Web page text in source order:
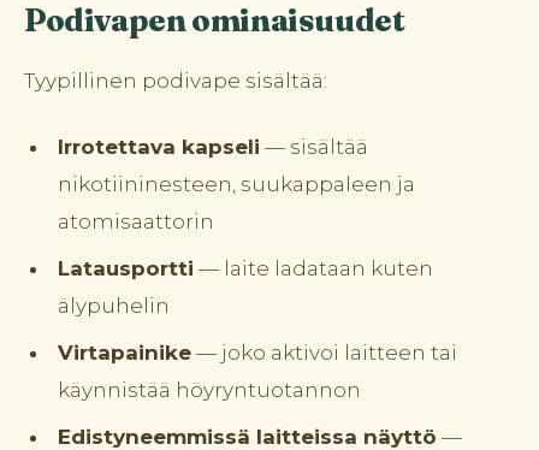
Podivapen ominaisuudet
Tyypillinen podivape sisältää:
Irrotettava kapseli — sisältää
nikotiininesteen, suukappaleen ja
atomisaattorin
Latausportti — laite ladataan kuten
älypuhelin
Virtapainike — joko aktivoi laitteen tai
käynnistää höyryntuotannon
Edistyneemmissä laitteissa näyttö —